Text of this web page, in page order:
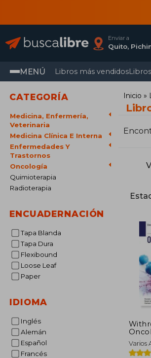
Enviar a
Quito,
MENÚ Libros más vendidos
CATEGORÍA
Medicina, Enfermería,
Veterinaria
Medicina Clínica E Interna
Enfermedades Y
Trastornos
Oncología
Quimioterapia
Radioterapia
ENCUADERNACIÓN
Tapa Blanda
Tapa Dura
Flexibound
Loose Leaf
Paper
IDIOMA
Inglés
Alemán
Español
Francés
Inicio
ª ed.
Varios